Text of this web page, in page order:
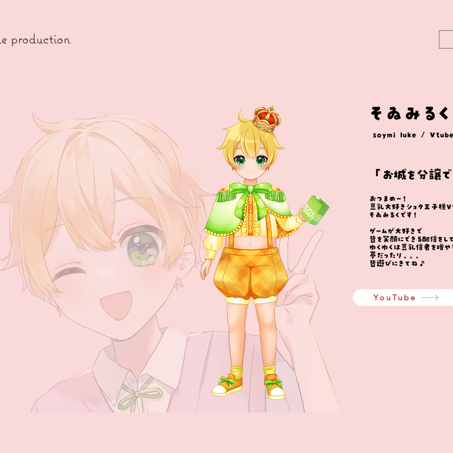
そゐみるく
soymi luke /
「お城を分譲で
おつまめー！
豆乳大好きショタ王子様
そゐみるくです！
ゲームが大好きで
皆を笑顔にできる配信をして
ゆくゆくは豆乳信者を増や
夢だったり、、、
皆遊びにきてね♪
YouTube